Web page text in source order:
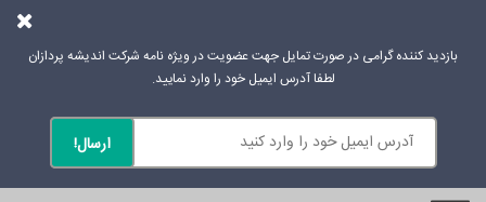
بازدید کننده گرامی در صورت تمایل جهت عضویت در ویژه نامه شرکت اندیشه پردازان
لطفا آدرس ایمیل خود را وارد نمایید.